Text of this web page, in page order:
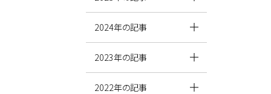
2024年の記事
2023年の記事
2022年の記事